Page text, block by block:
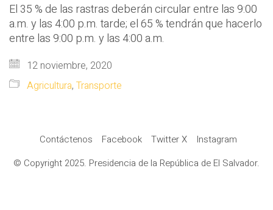
El 35 % de las rastras deberán circular entre las 9:00
a.m. y las 4:00 p.m. tarde; el 65 % tendrán que hacerlo
entre las 9:00 p.m. y las 4:00 a.m.
12 noviembre, 2020
Agricultura, Transporte
Contáctenos Facebook Twitter X
Instagram
© Copyright 2025. Presidencia de la República de El Salvador.